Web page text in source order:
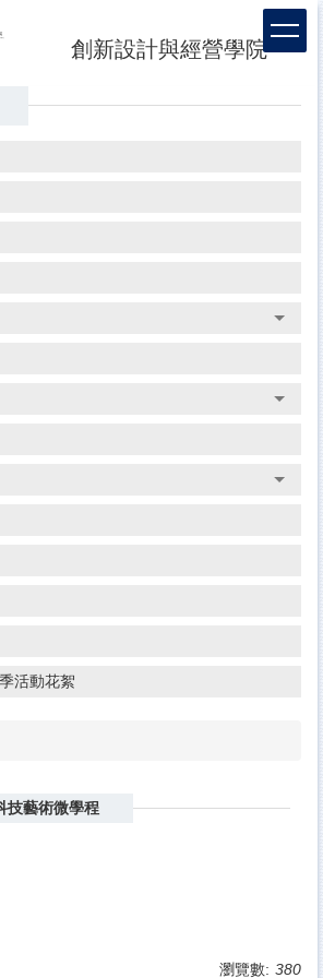
創新設計與經營學院
活動花絮
技藝術微學程
瀏覽數: 380